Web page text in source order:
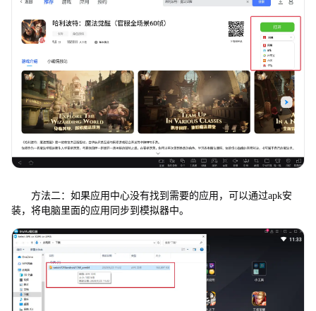
方法二：如果应用中心没有找到需要的应用，可以通过apk安
装，将电脑里面的应用同步到模拟器中。